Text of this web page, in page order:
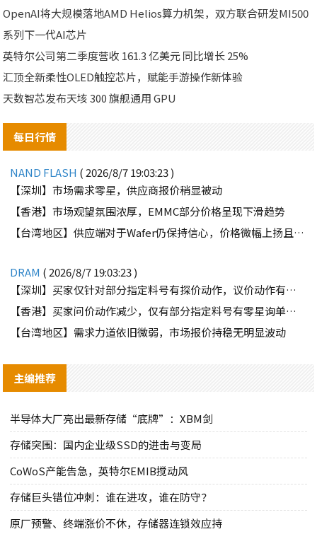
OpenAI将大规模落地AMD Helios算力机架，双方联合研发MI500
系列下一代AI芯片
英特尔公司第二季度营收 161.3 亿美元 同比增长 25%
汇顶全新柔性OLED触控芯片，赋能手游操作新体验
天数智芯发布天垓 300 旗舰通用 GPU
每日行情
NAND FLASH ( 2026/8/7 19:03:23 )
【深圳】市场需求零星，供应商报价稍显被动
【香港】市场观望氛围浓厚，EMMC部分价格呈现下滑趋势
【台湾地区】供应端对于Wafer仍保持信心，价格微幅上扬且惜售态度不变
DRAM ( 2026/8/7 19:03:23 )
【深圳】买家仅针对部分指定料号有探价动作，议价动作有所减少
【香港】买家问价动作减少，仅有部分指定料号有零星询单动作
【台湾地区】需求力道依旧微弱，市场报价持稳无明显波动
主编推荐
半导体大厂亮出最新存储“底牌”：XBM剑
存储突围：国内企业级SSD的进击与变局
CoWoS产能告急，英特尔EMIB搅动风
存储巨头错位冲刺：谁在进攻，谁在防守？
原厂预警、终端涨价不休，存储器连锁效应持